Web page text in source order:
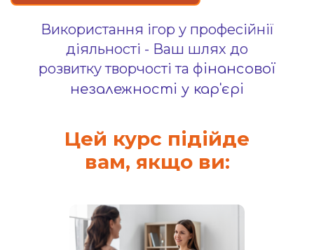
Використання ігор у професійнії
діяльності - Ваш шлях до
розвиткутворчості та фінансової
незалежності у кар'єрі
Цей курс підійде
вам, якщо ви: